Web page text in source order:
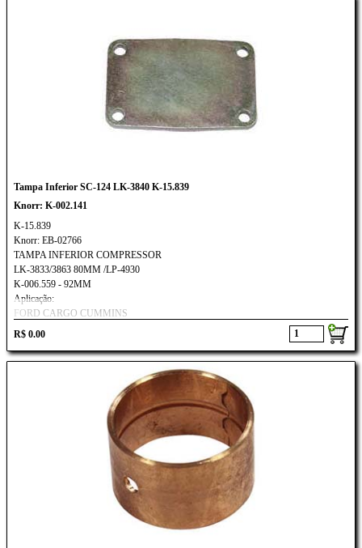
Tampa Inferior SC-124 LK-3840 K-15.839
Knorr: K-002.141
K-15.839
Knorr: EB-02766
TAMPA INFERIOR COMPRESSOR
LK-3833/3863 80MM /LP-4930
K-006.559 - 92MM
Aplicação:
FORD CARGO CUMMINS
MB: ATEGO
R$ 0.00